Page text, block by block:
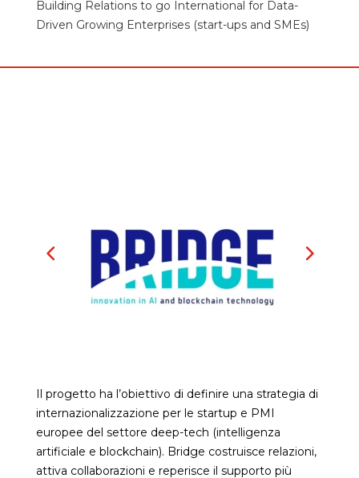
Building Relations to go International for Data-
Driven Growing Enterprises (start-ups and SMEs)
Il progetto ha l’obiettivo di definire una strategia di
internazionalizzazione per le startup e PMI
europee del settore deep-tech (intelligenza
artificiale e blockchain). Bridge costruisce relazioni,
attiva collaborazioni e reperisce il supporto più